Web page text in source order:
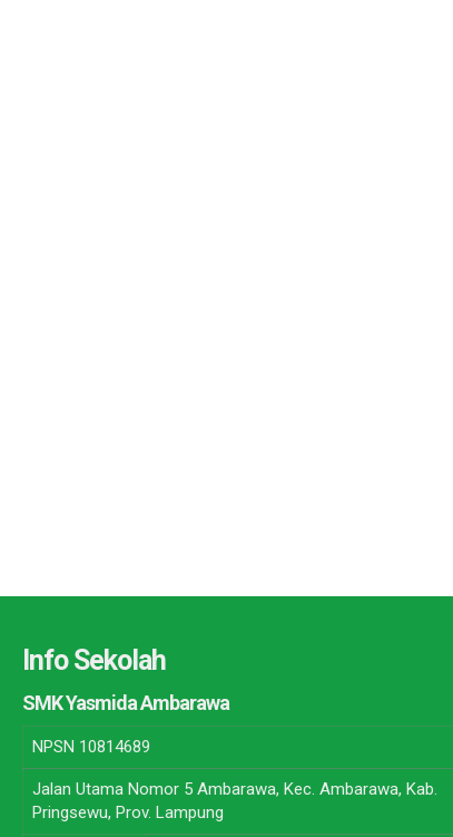
Info Sekolah
SMK Yasmida Ambarawa
NPSN 10814689
Jalan Utama Nomor 5 Ambarawa, Kec. Ambarawa, Kab.
Pringsewu, Prov. Lampung